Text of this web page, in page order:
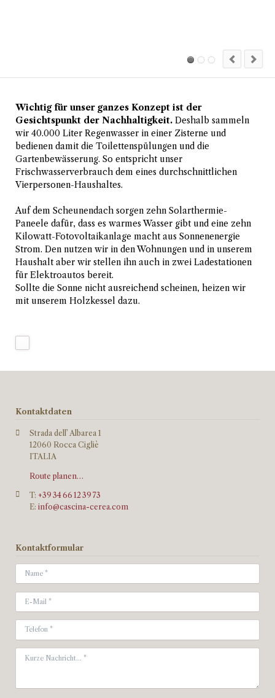
Wichtig für unser ganzes Konzept ist der
Gesichtspunkt der Nachhaltigkeit.Deshalb sammeln
wir 40.000 Liter Regenwasser in einer Zisterne und
bedienen damit die Toilettenspülungen und die
Gartenbewässerung. So entspricht unser
Frischwasserverbrauch dem eines durchschnittlichen
Vierpersonen-Haushaltes.
Auf dem Scheunendach sorgen zehn Solarthermie-
Paneele dafür, dass es warmes Wasser gibt und eine zehn
Kilowatt-Fotovoltaikanlage macht aus Sonnenenergie
Strom. Den nutzen wir in den Wohnungen und in unserem
Haushalt aber wir stellen ihn auch in zwei Ladestationen
für Elektroautos bereit.
Sollte die Sonne nicht ausreichend scheinen, heizen wir
mit unserem Holzkessel dazu.
Kontaktdaten
Strada dell’ Albarea 1
12060 Rocca Cigliè
ITALIA
Route planen…
T: +39 34 66 12 39 73
E: info@cascina-cerea.com
Kontaktformular